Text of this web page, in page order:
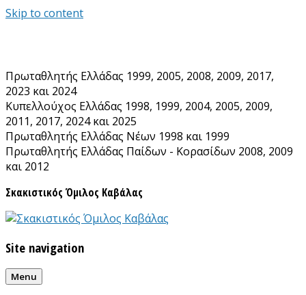
Skip to content
Πρωταθλητής Ελλάδας 1999, 2005, 2008, 2009, 2017,
2023 και 2024
Κυπελλούχος Ελλάδας 1998, 1999, 2004, 2005, 2009,
2011, 2017, 2024 και 2025
Πρωταθλητής Ελλάδας Νέων 1998 και 1999
Πρωταθλητής Ελλάδας Παίδων - Κορασίδων 2008, 2009
και 2012
Σκακιστικός Όμιλος Καβάλας
Site navigation
Menu